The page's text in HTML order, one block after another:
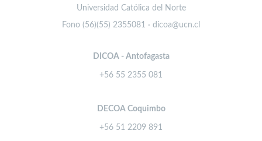
Universidad Católica del Norte
Fono (56)(55) 2355081 · dicoa@ucn.cl
DICOA - Antofagasta
+56 55 2355 081
DECOA Coquimbo
+56 51 2209 891